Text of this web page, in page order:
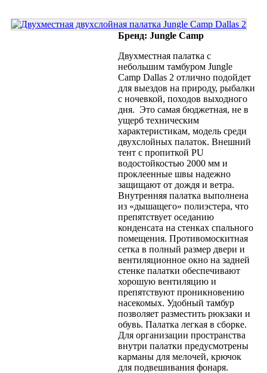
Бренд: Jungle Camp
Двухместная палатка с
небольшим тамбуром Jungle
Camp Dallas 2 отлично подойдет
для выездов на природу, рыбалки
с ночевкой, походов выходного
дня. Это самая бюджетная, не в
ущерб техническим
характеристикам, модель среди
двухслойных палаток. Внешний
тент с пропиткой PU
водостойкостью 2000 мм и
проклеенные швы надежно
защищают от дождя и ветра.
Внутренняя палатка выполнена
из «дышащего» полиэстера, что
препятствует оседанию
конденсата на стенках спального
помещения. Противомоскитная
сетка в полный размер двери и
вентиляционное окно на задней
стенке палатки обеспечивают
хорошую вентиляцию и
препятствуют проникновению
насекомых. Удобный тамбур
позволяет разместить рюкзаки и
обувь. Палатка легкая в сборке.
Для организации пространства
внутри палатки предусмотрены
карманы для мелочей, крючок
для подвешивания фонаря.